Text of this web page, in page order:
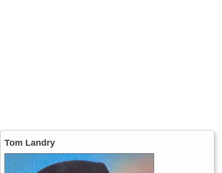
Tom Landry